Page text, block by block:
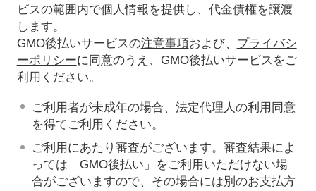
ビスの範囲内で個人情報を提供し、代金債権を譲渡
します。
GMO後払いサービスの注意事項および、 プライバシ
ーポリシーに同意のうえ、GMO後払いサービスをご
利用ください。
ご利用者が未成年の場合、法定代理人の利用同意
を得てご利用ください。
ご利用にあたり審査がございます。審査結果によ
っては「GMO後払い」をご利用いただけない場
合がございますので、その場合には別のお支払方